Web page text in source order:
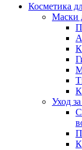
Косметика
Маски
Уход